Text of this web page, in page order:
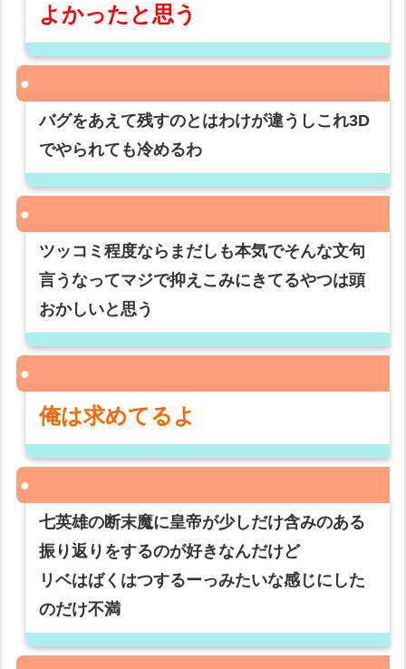
よかったと思う
バグをあえて残すのとはわけが違うしこれ3D
でやられても冷めるわ
ツッコミ程度ならまだしも本気でそんな文句
言うなってマジで抑えこみにきてるやつは頭
おかしいと思う
俺は求めてるよ
七英雄の断末魔に皇帝が少しだけ含みのある
振り返りをするのが好きなんだけど
リベはばくはつするーっみたいな感じにした
のだけ不満